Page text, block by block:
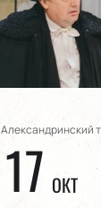
Александринский
17 ОКТ